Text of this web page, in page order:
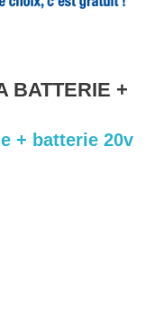
BATTERIE +
+ batterie 20v